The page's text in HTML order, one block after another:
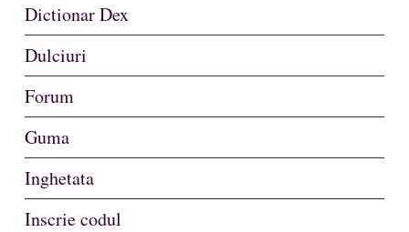
Dictionar Dex
Dulciuri
Forum
Guma
Inghetata
Inscrie codul